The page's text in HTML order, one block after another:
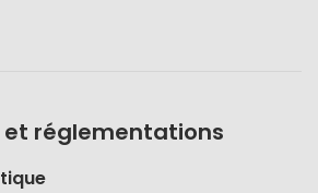
réglementations